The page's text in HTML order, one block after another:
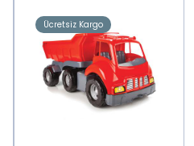
Ücretsiz Kargo